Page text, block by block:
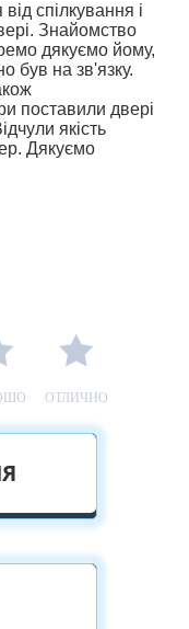
спілкування і
Знайомство
дякуємо йому,
був на зв'язку.
поставили двері
якість
Дякуємо
ОТЛИЧНО